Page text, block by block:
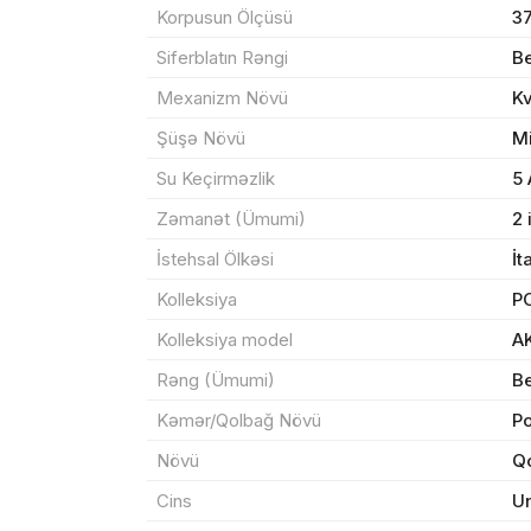
Korpusun Ölçüsü
Siferblatın Rəngi
Mexanizm Növü
Şüşə Növü
Su Keçirməzlik
5
Zəmanət (Ümumi)
2
İstehsal Ölkəsi
Kolleksiya
Kolleksiya model
Rəng (Ümumi)
Kəmər/Qolbağ Növü
Növü
Cins